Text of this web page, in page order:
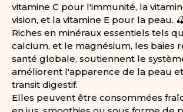
vitamine C pour l'immunité, la
vision, et la vitamine E pour la peau.
Riches en minéraux essentiels tels
calcium, et le magnésium, les baies
santé globale, soutiennent le
améliorent l'apparence de la peau
transit digestif.
Elles peuvent être consommées